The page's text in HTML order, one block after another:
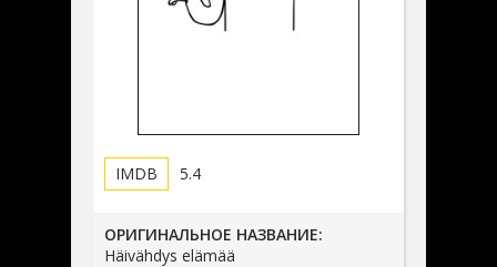
5.4
ОРИГИНАЛЬНОЕ НАЗВАНИЕ:
Häivähdys elämää